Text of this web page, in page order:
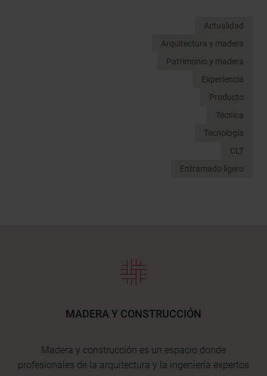
Actualidad
Arquitectura y madera
Patrimonio y madera
Experiencia
Producto
Técnica
Tecnología
CLT
Entramado ligero
MADERA Y CONSTRUCCIÓN
Madera y construcción es un espacio donde
profesionales de la arquitectura y la ingeniería expertos